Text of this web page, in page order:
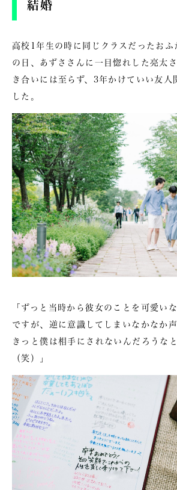
結婚
高校1年生の時に同じクラスだったおふ
の日、あずささんに一目惚れした亮太
き合いには至らず、3年かけていい友人
した。
「ずっと当時から彼女のことを可愛い
ですが、逆に意識してしまいなかなか
きっと僕は相手にされないんだろうな
（笑）」